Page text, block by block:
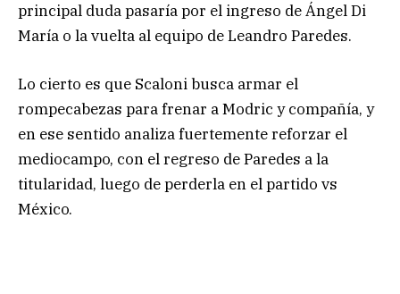
principal duda pasaría por el ingreso de Ángel Di
María o la vuelta al equipo de Leandro Paredes.
Lo cierto es que Scaloni busca armar el
rompecabezas para frenar a Modric y compañía, y
en ese sentido analiza fuertemente reforzar el
mediocampo, con el regreso de Paredes a la
titularidad, luego de perderla en el partido vs
México.